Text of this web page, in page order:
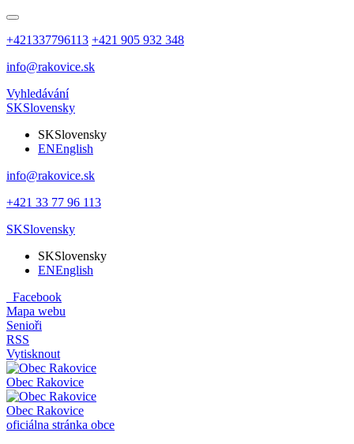
+421337796113 +421 905 932 348
info@rakovice.sk
Vyhledávání
SKSlovensky
SKSlovensky
ENEnglish
info@rakovice.sk
+421 33 77 96 113
SKSlovensky
SKSlovensky
ENEnglish
Facebook
Mapa webu
Senioři
RSS
Vytisknout
Obec Rakovice
Obec Rakovice
oficiálna stránka obce